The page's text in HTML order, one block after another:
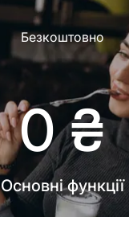
Безкоштовно
0 ₴
Основні функції